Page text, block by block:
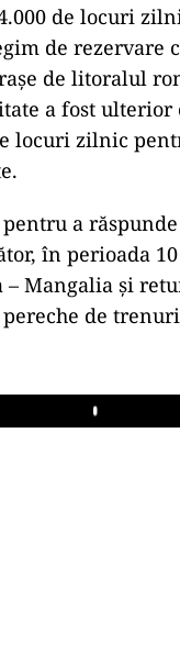
de locuri
de rezervare
de litoralul
a fost ulterior
locuri zilnic
pentru a
în perioada
– Mangalia și
de
Play